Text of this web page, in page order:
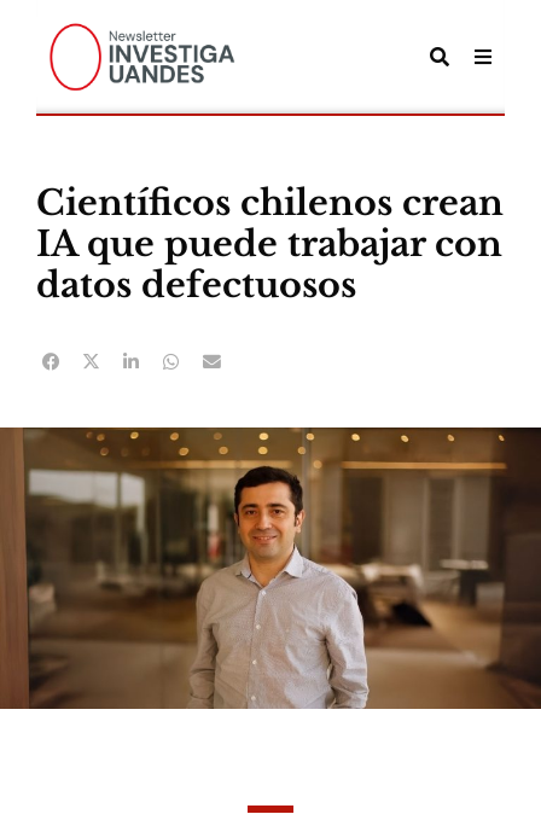
Científicos chilenos crean
IA que puede trabajar con
datos defectuosos